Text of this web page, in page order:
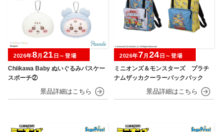
Chiikawa Baby ぬいぐるみパスケー
スポーチ②
2026年8月 21 日～登場
ミニオンズ＆モンスターズ プラチ
ナムザッカクーラーバックパック
2026年7月 24 日～登場